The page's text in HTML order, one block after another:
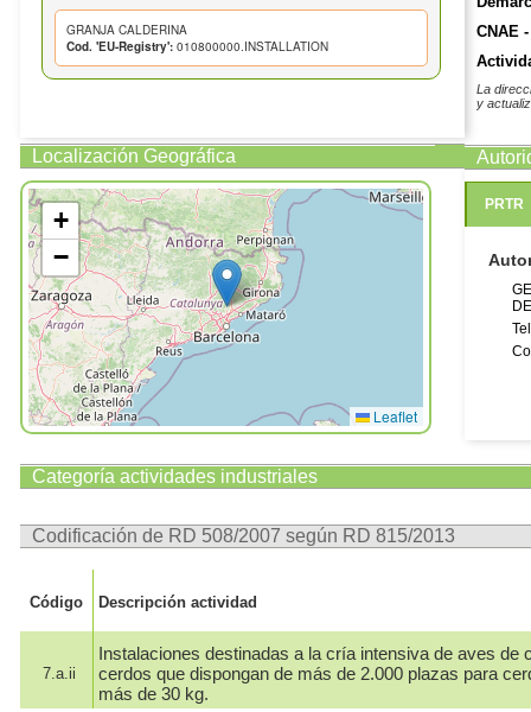
GRANJA CALDERINA
Cod. 'EU-Registry': 010800000.INSTALLATION
Localización Geográfica
+
−
Leaflet
CNAE
La
y
PRTR
Categoría actividades industriales
Codificación de RD 508/2007 según RD 815/2013
Código Descripción actividad
7.a.ii
Instalaciones destinadas a la cría intensiva de aves de
cerdos que dispongan de más de 2.000 plazas para
más de 30 kg.